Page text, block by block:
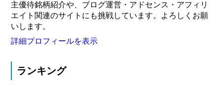
主優待銘柄紹介や、ブログ運営・アドセンス・アフィリ
エイト関連のサイトにも挑戦しています。よろしくお願
いします。
詳細プロフィールを表示
ランキング